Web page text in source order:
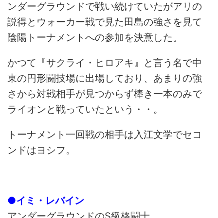
ンダーグラウンドで戦い続けていたがアリの
説得とウォーカー戦で見た田島の強さを見て
陰陽トーナメントへの参加を決意した。
かつて『サクライ・ヒロアキ』と言う名で中
東の円形闘技場に出場しており、あまりの強
さから対戦相手が見つからず棒き一本のみで
ライオンと戦っていたという・・。
トーナメント一回戦の相手は入江文学でセコ
ンドはヨシフ。
●イミ・レバイン